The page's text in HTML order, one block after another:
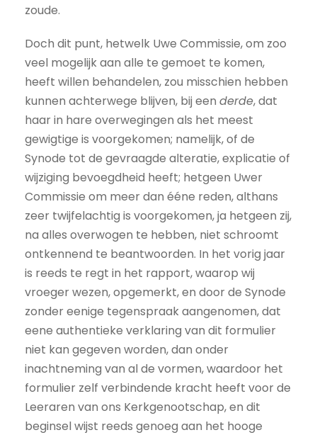
zoude.
Doch dit punt, hetwelk Uwe Commissie, om zoo
veel mogelijk aan alle te gemoet te komen,
heeft willen behandelen, zou misschien hebben
kunnen achterwege blijven, bij een derde, dat
haar in hare overwegingen als het meest
gewigtige is voorgekomen; namelijk, of de
Synode tot de gevraagde alteratie, explicatie of
wijziging bevoegdheid heeft; hetgeen Uwer
Commissie om meer dan ééne reden, althans
zeer twijfelachtig is voorgekomen, ja hetgeen zij,
na alles overwogen te hebben, niet schroomt
ontkennend te beantwoorden. In het vorig jaar
is reeds te regt in het rapport, waarop wij
vroeger wezen, opgemerkt, en door de Synode
zonder eenige tegenspraak aangenomen, dat
eene authentieke verklaring van dit formulier
niet kan gegeven worden, dan onder
inachtneming van al de vormen, waardoor het
formulier zelf verbindende kracht heeft voor de
Leeraren van ons Kerkgenootschap, en dit
beginsel wijst reeds genoeg aan het hooge